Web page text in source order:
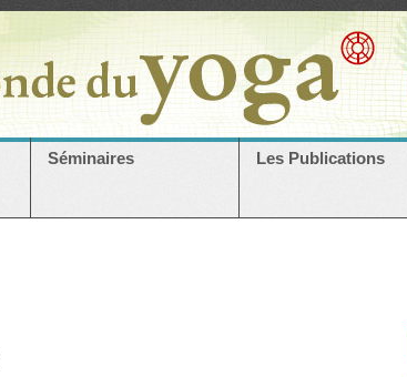
Séminaires Les Publications